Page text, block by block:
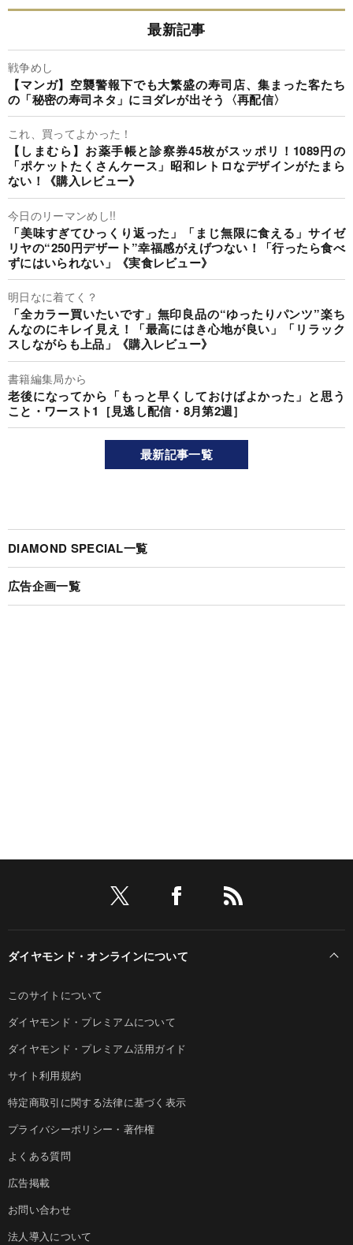
最新記事
戦争めし
【マンガ】空襲警報下でも大繁盛の寿司店、集まった客たち
の「秘密の寿司ネタ」にヨダレが出そう〈再配信〉
これ、買ってよかった！
【しまむら】お薬手帳と診察券45枚がスッポリ！1089円の
「ポケットたくさんケース」昭和レトロなデザインがたまら
ない！《購入レビュー》
今日のリーマンめし!!
「美味すぎてひっくり返った」「まじ無限に食える」サイゼ
リヤの“250円デザート”幸福感がえげつない！「行ったら食べ
ずにはいられない」《実食レビュー》
明日なに着てく？
「全カラー買いたいです」無印良品の“ゆったりパンツ”楽ち
んなのにキレイ見え！「最高にはき心地が良い」「リラック
スしながらも上品」《購入レビュー》
書籍編集局から
老後になってから「もっと早くしておけばよかった」と思う
こと・ワースト1［見逃し配信・8月第2週］
最新記事一覧
DIAMOND SPECIAL一覧
広告企画一覧
ダイヤモンド・オンラインについて
このサイトについて
ダイヤモンド・プレミアムについて
ダイヤモンド・プレミアム活用ガイド
サイト利用規約
特定商取引に関する法律に基づく表示
プライバシーポリシー・著作権
よくある質問
広告掲載
お問い合わせ
法人導入について